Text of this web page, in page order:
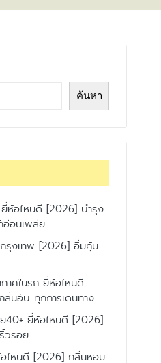
ค้นหา
ห้อไหนดี [2026] บำรุง
อนเพลีย
กรุงเทพ [2026] อิ่มคุ้ม
าศในรถ ยี่ห้อไหนดี
นอับ ทุกการเดินทาง
40+ ยี่ห้อไหนดี [2026]
วรอย
ไหนดี [2026] กลิ่นหอม